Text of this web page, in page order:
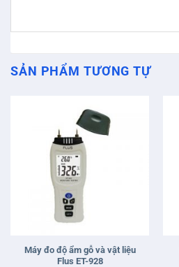
SẢN PHẨM TƯƠNG TỰ
Máy đo độ ẩm gỗ và vật liệu
Flus ET-928